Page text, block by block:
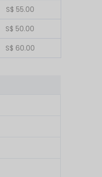
S$ 55.00
S$ 50.00
S$ 60.00